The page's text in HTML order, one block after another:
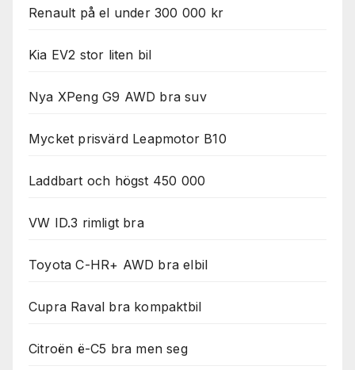
Renault på el under 300 000 kr
Kia EV2 stor liten bil
Nya XPeng G9 AWD bra suv
Mycket prisvärd Leapmotor B10
Laddbart och högst 450 000
VW ID.3 rimligt bra
Toyota C-HR+ AWD bra elbil
Cupra Raval bra kompaktbil
Citroën ë-C5 bra men seg